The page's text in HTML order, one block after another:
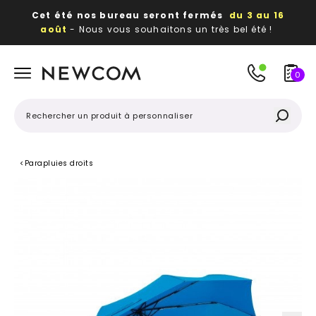
Cet été nos bureau seront fermés du 3 au 16
août - Nous vous souhaitons un très bel été !
publicitaires
0
< Parapluies droits